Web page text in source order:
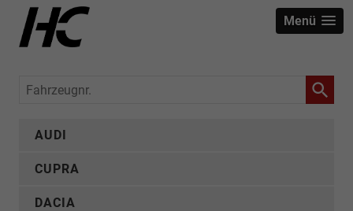
Menü
Fahrzeugnr.
AUDI
CUPRA
DACIA